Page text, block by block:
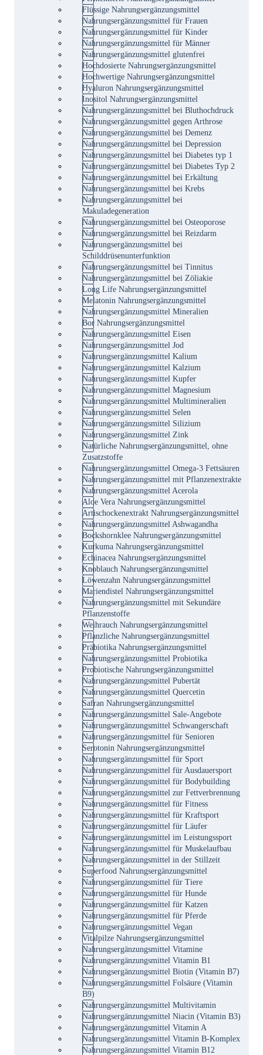
Flüssige Nahrungsergänzungsmittel
Nahrungsergänzungsmittel für Frauen
Nahrungsergänzungsmittel für Kinder
Nahrungsergänzungsmittel für Männer
Nahrungsergänzungsmittel glutenfrei
Hochdosierte Nahrungsergänzungsmittel
Hochwertige Nahrungsergänzungsmittel
Hyaluron Nahrungsergänzungsmittel
Inositol Nahrungsergänzungsmittel
Nahrungsergänzungsmittel bei Bluthochdruck
Nahrungsergänzungsmittel gegen Arthrose
Nahrungsergänzungsmittel bei Demenz
Nahrungsergänzungsmittel bei Depression
Nahrungsergänzungsmittel bei Diabetes typ 1
Nahrungsergänzungsmittel bei Diabetes Typ 2
Nahrungsergänzungsmittel bei Erkältung
Nahrungsergänzungsmittel bei Krebs
Nahrungsergänzungsmittel bei
Makuladegeneration
Nahrungsergänzungsmittel bei Osteoporose
Nahrungsergänzungsmittel bei Reizdarm
Nahrungsergänzungsmittel bei
Schilddrüsenunterfunktion
Nahrungsergänzungsmittel bei Tinnitus
Nahrungsergänzungsmittel bei Zöliakie
Long Life Nahrungsergänzungsmittel
Melatonin Nahrungsergänzungsmittel
Nahrungsergänzungsmittel Mineralien
Bor Nahrungsergänzungsmittel
Nahrungsergänzungsmittel Eisen
Nahrungsergänzungsmittel Jod
Nahrungsergänzungsmittel Kalium
Nahrungsergänzungsmittel Kalzium
Nahrungsergänzungsmittel Kupfer
Nahrungsergänzungsmittel Magnesium
Nahrungsergänzungsmittel Multimineralien
Nahrungsergänzungsmittel Selen
Nahrungsergänzungsmittel Silizium
Nahrungsergänzungsmittel Zink
Natürliche Nahrungsergänzungsmittel, ohne
Zusatzstoffe
Nahrungsergänzungsmittel Omega-3 Fettsäuren
Nahrungsergänzungsmittel mit Pflanzenextrakte
Nahrungsergänzungsmittel Acerola
Aloe Vera Nahrungsergänzungsmittel
Artischockenextrakt Nahrungsergänzungsmittel
Nahrungsergänzungsmittel Ashwagandha
Bockshornklee Nahrungsergänzungsmittel
Kurkuma Nahrungsergänzungsmittel
Echinacea Nahrungsergänzungsmittel
Knoblauch Nahrungsergänzungsmittel
Löwenzahn Nahrungsergänzungsmittel
Mariendistel Nahrungsergänzungsmittel
Nahrungsergänzungsmittel mit Sekundäre
Pflanzenstoffe
Weihrauch Nahrungsergänzungsmittel
Pflanzliche Nahrungsergänzungsmittel
Präbiotika Nahrungsergänzungsmittel
Nahrungsergänzungsmittel Probiotika
Probiotische Nahrungsergänzungsmittel
Nahrungsergänzungsmittel Pubertät
Nahrungsergänzungsmittel Quercetin
Safran Nahrungsergänzungsmittel
Nahrungsergänzungsmittel Sale-Angebote
Nahrungsergänzungsmittel Schwangerschaft
Nahrungsergänzungsmittel für Senioren
Serotonin Nahrungsergänzungsmittel
Nahrungsergänzungsmittel für Sport
Nahrungsergänzungsmittel für Ausdauersport
Nahrungsergänzungsmittel für Bodybuilding
Nahrungsergänzungsmittel zur Fettverbrennung
Nahrungsergänzungsmittel für Fitness
Nahrungsergänzungsmittel für Kraftsport
Nahrungsergänzungsmittel für Läufer
Nahrungsergänzungsmittel im Leistungssport
Nahrungsergänzungsmittel für Muskelaufbau
Nahrungsergänzungsmittel in der Stillzeit
Superfood Nahrungsergänzungsmittel
Nahrungsergänzungsmittel für Tiere
Nahrungsergänzungsmittel für Hunde
Nahrungsergänzungsmittel für Katzen
Nahrungsergänzungsmittel für Pferde
Nahrungsergänzungsmittel Vegan
Vitalpilze Nahrungsergänzungsmittel
Nahrungsergänzungsmittel Vitamine
Nahrungsergänzungsmittel Vitamin B1
Nahrungsergänzungsmittel Biotin (Vitamin B7)
Nahrungsergänzungsmittel Folsäure (Vitamin
B9)
Nahrungsergänzungsmittel Multivitamin
Nahrungsergänzungsmittel Niacin (Vitamin B3)
Nahrungsergänzungsmittel Vitamin A
Nahrungsergänzungsmittel Vitamin B-Komplex
Nahrungsergänzungsmittel Vitamin B12